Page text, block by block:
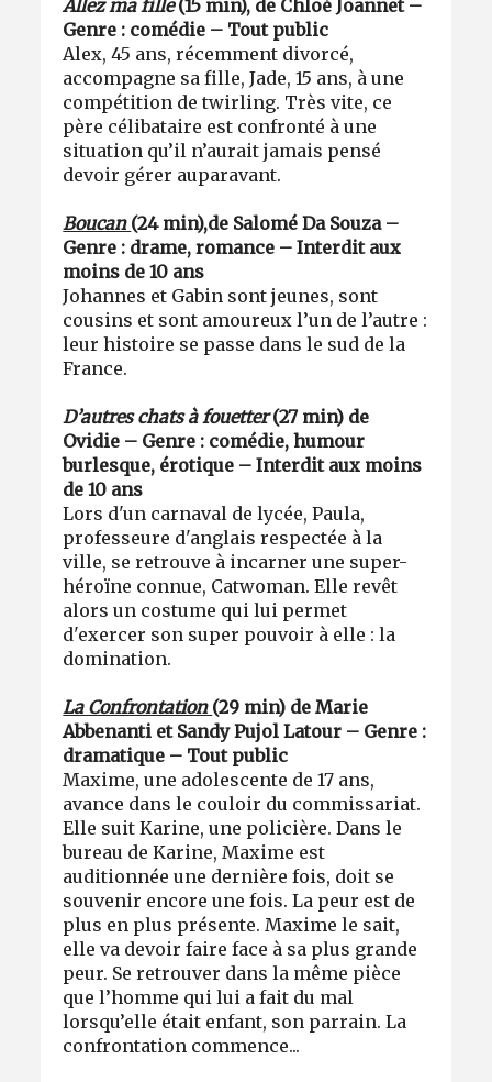
Allez ma fille(15 min), de Chloé Joannet –
Genre : comédie – Tout public
Alex, 45 ans, récemment divorcé,
accompagne sa fille, Jade, 15 ans, à une
compétition de twirling. Très vite, ce
père célibataire est confronté à une
situation qu’il n’aurait jamais pensé
devoir gérer auparavant.
Boucan (24 min),de Salomé Da Souza –
Genre : drame, romance – Interdit aux
moins de 10 ans
Johannes et Gabin sont jeunes, sont
cousins et sont amoureux l’un de l’autre :
leur histoire se passe dans le sud de la
France.
D’autres chats à fouetter(27 min) de
Ovidie – Genre : comédie, humour
burlesque, érotique – Interdit aux moins
de 10 ans
Lors d'un carnaval de lycée, Paula,
professeure d'anglais respectée à la
ville, se retrouve à incarner une super-
héroïne connue, Catwoman. Elle revêt
alors un costume qui lui permet
d'exercer son super pouvoir à elle : la
domination.
La Confrontation (29 min) de Marie
Abbenanti et Sandy Pujol Latour – Genre :
dramatique – Tout public
Maxime, une adolescente de 17 ans,
avance dans le couloir du commissariat.
Elle suit Karine, une policière. Dans le
bureau de Karine, Maxime est
auditionnée une dernière fois, doit se
souvenir encore une fois. La peur est de
plus en plus présente. Maxime le sait,
elle va devoir faire face à sa plus grande
peur. Se retrouver dans la même pièce
que l’homme qui lui a fait du mal
lorsqu’elle était enfant, son parrain. La
confrontation commence...